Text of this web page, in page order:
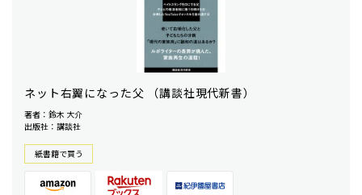
ネット右翼になった父 （講談社現代新書）
著者：鈴木 大介
出版社：講談社
紙書籍で買う